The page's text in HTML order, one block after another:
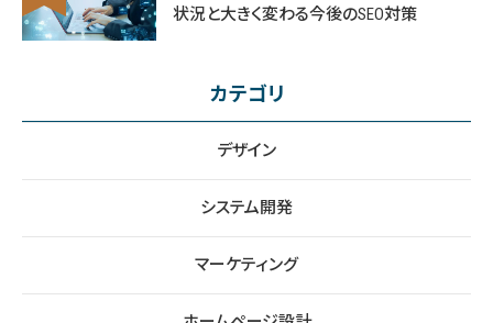
状況と大きく変わる今後のSEO対策
カテゴリ
デザイン
システム開発
マーケティング